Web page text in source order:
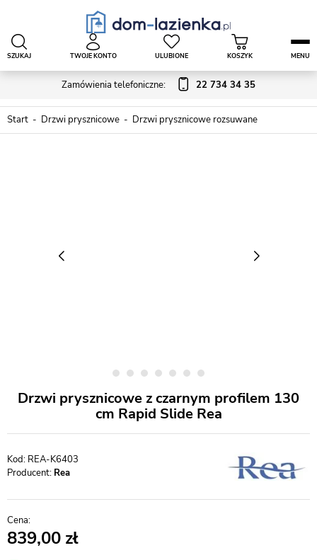
Zamówienia telefoniczne: 22 734 34 35
SZUKAJ TWOJE KONTO ULUBIONE KOSZYK MENU
Start Drzwi prysznicowe Drzwi prysznicowe rozsuwane
Drzwi prysznicowe z czarnym profilem 130
cm Rapid Slide Rea
REA-K6403
Producent: Rea
839,00